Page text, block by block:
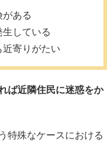
ある
している
寄りがたい
ば近隣住民に迷惑をか
特殊なケースにおける